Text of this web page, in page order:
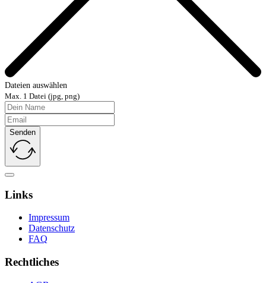
Dateien auswählen
Max. 1 Datei (jpg, png)
Senden
Links
Impressum
Datenschutz
FAQ
Rechtliches